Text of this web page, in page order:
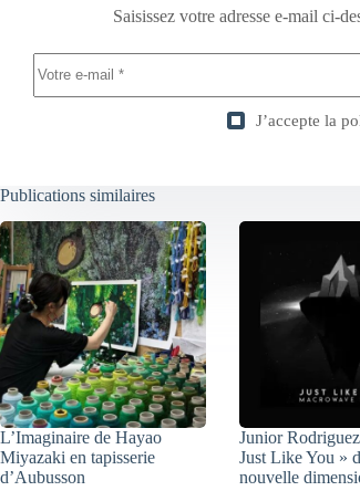
Saisissez votre adresse e-mail ci-
J’accepte la
Publications similaires
L’Imaginaire de Hayao
Miyazaki en tapisserie
d’Aubusson
Junior
Just Like You »
nouvelle